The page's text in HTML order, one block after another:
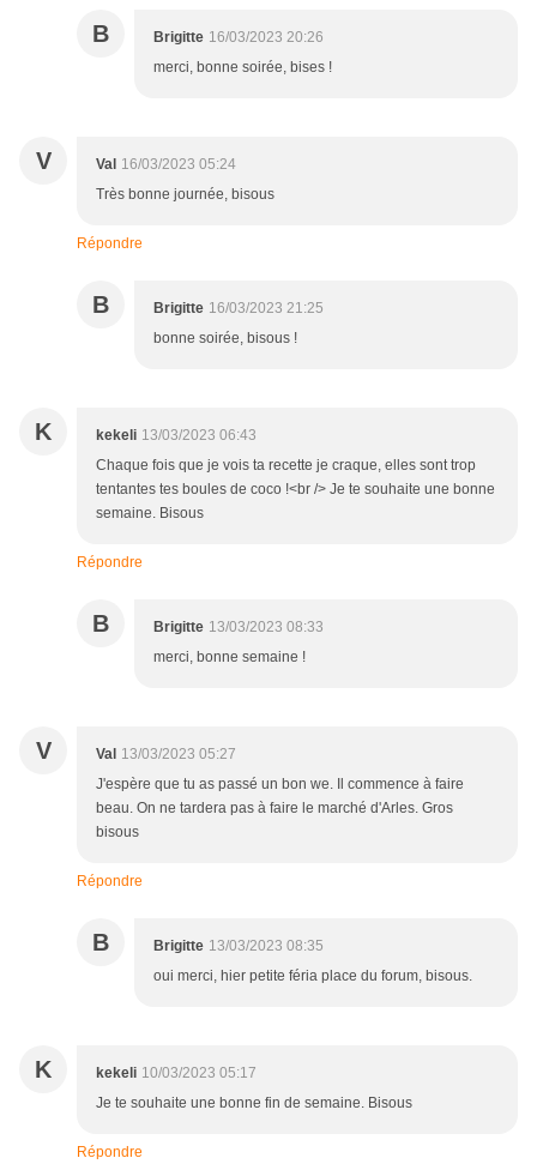
B Brigitte 16/03/2023 20:26
merci, bonne soirée, bises !
V Val 16/03/2023 05:24
Très bonne journée, bisous
Répondre
B Brigitte 16/03/2023 21:25
bonne soirée, bisous !
K kekeli 13/03/2023 06:43
Chaque fois que je vois ta recette je craque, elles sont trop
tentantes tes boules de coco !<br /> Je te souhaite une bonne
semaine. Bisous
Répondre
B Brigitte 13/03/2023 08:33
merci, bonne semaine !
V Val 13/03/2023 05:27
J'espère que tu as passé un bon we. Il commence à faire
beau. On ne tardera pas à faire le marché d'Arles. Gros
bisous
Répondre
B Brigitte 13/03/2023 08:35
oui merci, hier petite féria place du forum, bisous.
K kekeli 10/03/2023 05:17
Je te souhaite une bonne fin de semaine. Bisous
Répondre